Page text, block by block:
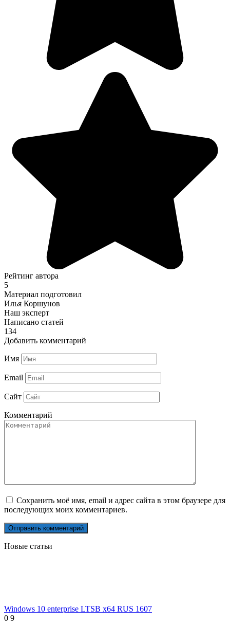
Рейтинг автора
5
Материал подготовил
Илья Коршунов
Наш эксперт
Написано статей
134
Добавить комментарий
Имя
Email
Сайт
Комментарий
Сохранить моё имя, email и адрес сайта в этом браузере для
последующих моих комментариев.
Новые статьи
Windows 10 enterprise LTSB x64 RUS 1607
0 9